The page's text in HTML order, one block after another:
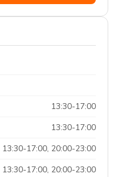
13:30-17:00
13:30-17:00
13:30-17:00, 20:00-23:00
13:30-17:00, 20:00-23:00